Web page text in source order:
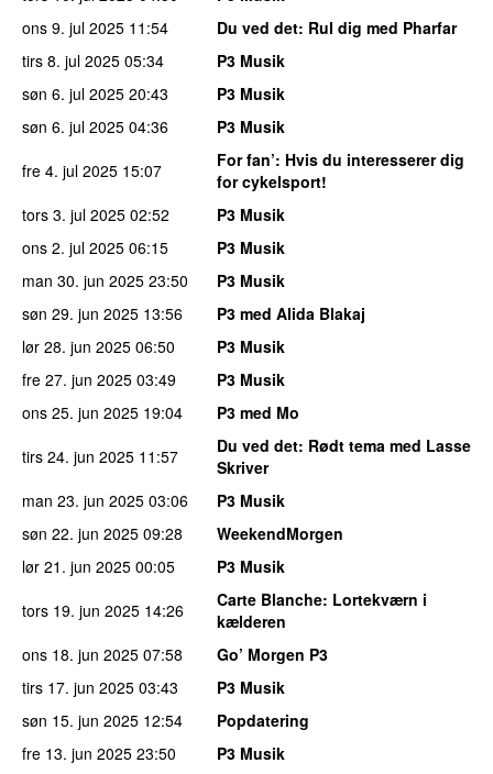
ons 9. jul 2025 11:54 Du ved det: Rul dig med Pharfar
tirs 8. jul 2025 05:34
P3 Musik
søn 6. jul 2025 20:43
P3 Musik
søn 6. jul 2025 04:36
P3 Musik
fre 4. jul 2025 15:07 For fan’: Hvis du interesserer dig
for cykelsport!
tors 3. jul 2025 02:52
P3 Musik
ons 2. jul 2025 06:15
P3 Musik
man 30. jun 2025 23:50
P3 Musik
søn 29. jun 2025 13:56
P3 med Alida Blakaj
lør 28. jun 2025 06:50
P3 Musik
fre 27. jun 2025 03:49
P3 Musik
ons 25. jun 2025 19:04
P3 med Mo
tirs 24. jun 2025 11:57 Du ved det: Rødt tema med Lasse
Skriver
man 23. jun 2025 03:06
P3 Musik
søn 22. jun 2025 09:28
WeekendMorgen
lør 21. jun 2025 00:05
P3 Musik
tors 19. jun 2025 14:26 Carte Blanche: Lortekværn i
kælderen
ons 18. jun 2025 07:58
Go’ Morgen P3
tirs 17. jun 2025 03:43
P3 Musik
søn 15. jun 2025 12:54
Popdatering
fre 13. jun 2025 23:50
P3 Musik